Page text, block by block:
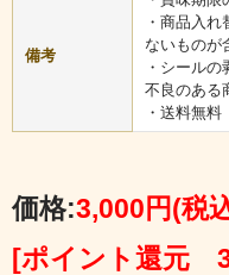
備考
・商品入
ないものが
・シール
不良のある
・送料無料
価格:3,000円(税
[ポイント還元